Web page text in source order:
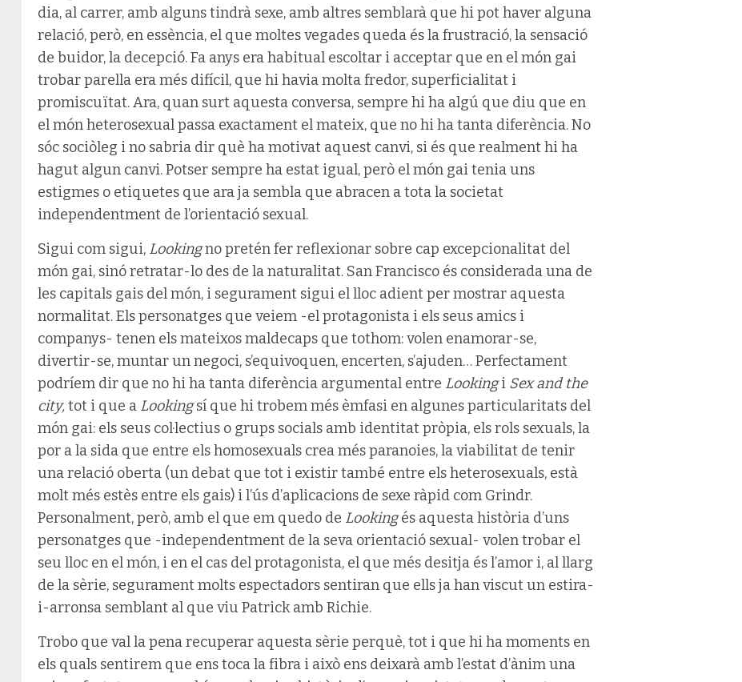
dia, al carrer, amb alguns tindrà sexe, amb altres semblarà que hi pot haver alguna
relació, però, en essència, el que moltes vegades queda és la frustració, la sensació
de buidor, la decepció. Fa anys era habitual escoltar i acceptar que en el món gai
trobar parella era més difícil, que hi havia molta fredor, superficialitat i
promiscuïtat. Ara, quan surt aquesta conversa, sempre hi ha algú que diu que en
el món heterosexual passa exactament el mateix, que no hi ha tanta diferència. No
sóc sociòleg i no sabria dir què ha motivat aquest canvi, si és que realment hi ha
hagut algun canvi. Potser sempre ha estat igual, però el món gai tenia uns
estigmes o etiquetes que ara ja sembla que abracen a tota la societat
independentment de l’orientació sexual.
Sigui com sigui, Lookingno pretén fer reflexionar sobre cap excepcionalitat del
món gai, sinó retratar-lo des de la naturalitat. San Francisco és considerada una de
les capitals gais del món, i segurament sigui el lloc adient per mostrar aquesta
normalitat. Els personatges que veiem -el protagonista i els seus amics i
companys- tenen els mateixos maldecaps que tothom: volen enamorar-se,
divertir-se, muntar un negoci, s’equivoquen, encerten, s’ajuden… Perfectament
podríem dir que no hi ha tanta diferència argumental entre Lookingi Sex and the
city,tot i que a Lookingsí que hi trobem més èmfasi en algunes particularitats del
món gai: els seus col·lectius o grups socials amb identitat pròpia, els rols sexuals, la
por a la sida que entre els homosexuals crea més paranoies, la viabilitat de tenir
una relació oberta (un debat que tot i existir també entre els heterosexuals, està
molt més estès entre els gais) i l’ús d’aplicacions de sexe ràpid com Grindr.
Personalment, però, amb el que em quedo de Lookingés aquesta història d’uns
personatges que -independentment de la seva orientació sexual- volen trobar el
seu lloc en el món, i en el cas del protagonista, el que més desitja és l’amor i, al llarg
de la sèrie, segurament molts espectadors sentiran que ells ja han viscut un estira-
i-arronsa semblant al que viu Patrick amb Richie.
Trobo que val la pena recuperar aquesta sèrie perquè, tot i que hi ha moments en
els quals sentirem que ens toca la fibra i això ens deixarà amb l’estat d’ànim una